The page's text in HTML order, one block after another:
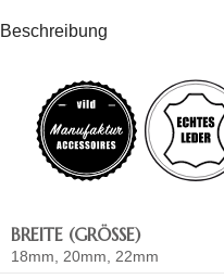
Beschreibung
BREITE (GRÖSSE)
18mm, 20mm, 22mm